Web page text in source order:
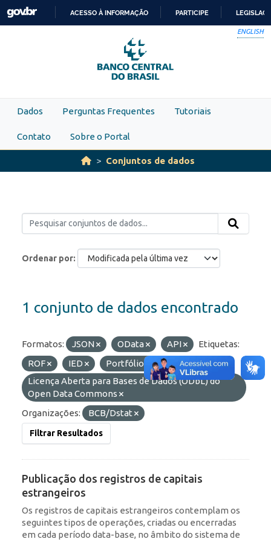
Skip to main content
PARA
O
CONTEÚDO
ACESSO À INFORMAÇÃO PARTICIPE
ENGLISH
Dados Perguntas Frequentes Tutoriais
Contato Sobre o Portal
Conjuntos de dados
Ordenar por
1 conjunto de dados encontrado
Formatos: JSON OData API
Etiquetas:
ROF
IED Portfólio
Licenças:
Licença Aberta para Bases de Dados (ODbL) do
Open Data Commons
Organizações:
BCB/Dstat
Filtrar Resultados
Publicação dos registros de capitais
estrangeiros
Os registros de capitais estrangeiros contemplam os
seguintes tipos de operações, criadas ou encerradas
em cada período data-base, no âmbito do sistema de